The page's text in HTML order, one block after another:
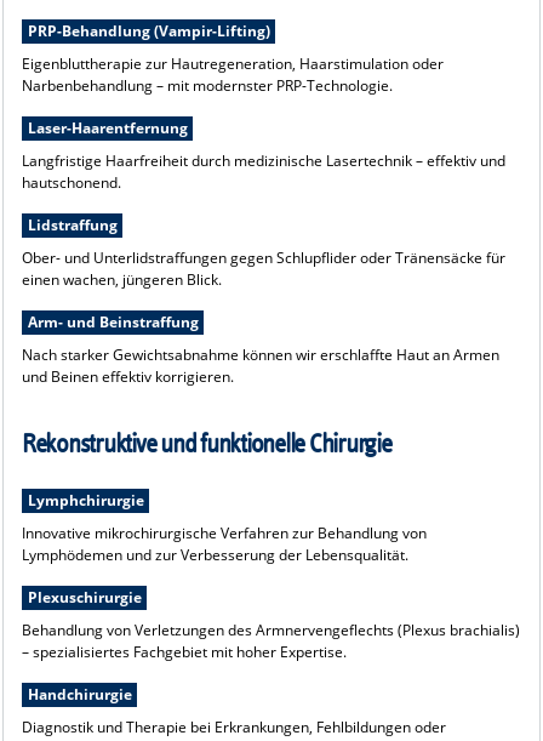
PRP-Behandlung (Vampir-Lifting)
Eigenbluttherapie zur Hautregeneration, Haarstimulation oder
Narbenbehandlung – mit modernster PRP-Technologie.
Laser-Haarentfernung
Langfristige Haarfreiheit durch medizinische Lasertechnik – effektiv und
hautschonend.
Lidstraffung
Ober- und Unterlidstraffungen gegen Schlupflider oder Tränensäcke für
einen wachen, jüngeren Blick.
Arm- und Beinstraffung
Nach starker Gewichtsabnahme können wir erschlaffte Haut an Armen
und Beinen effektiv korrigieren.
Rekonstruktive und funktionelle Chirurgie
Lymphchirurgie
Innovative mikrochirurgische Verfahren zur Behandlung von
Lymphödemen und zur Verbesserung der Lebensqualität.
Plexuschirurgie
Behandlung von Verletzungen des Armnervengeflechts (Plexus brachialis)
– spezialisiertes Fachgebiet mit hoher Expertise.
Handchirurgie
Diagnostik und Therapie bei Erkrankungen, Fehlbildungen oder